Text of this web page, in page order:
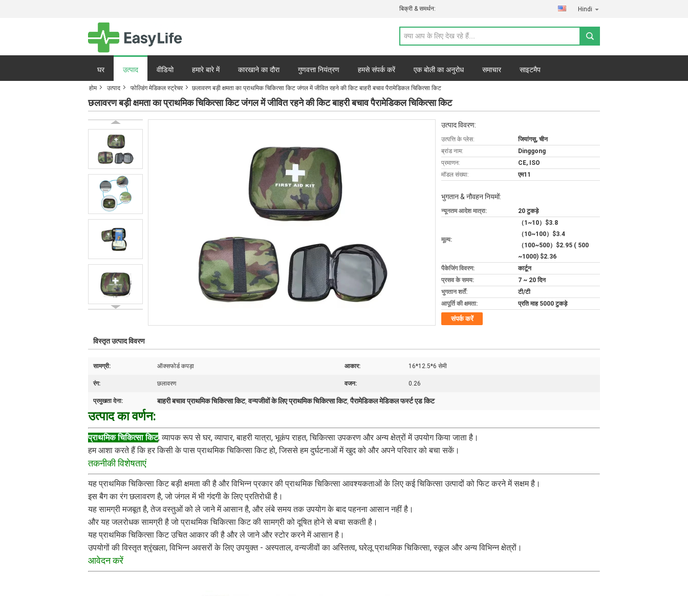
बिक्री & समर्थन: Hindi
घर उत्पाद वीडियो हमारे बारे में कारखाने का दौरा गुणवत्ता नियंत्रण हमसे संपर्क करें एक बोली का अनुरोध समाचार साइटमैप
गोपनीयता नीति मामले
होम उत्पाद फोल्डिंग मेडिकल स्ट्रेचर छलावरण बड़ी क्षमता का प्राथमिक चिकित्सा किट जंगल में जीवित रहने की किट बाहरी बचाव पैरामेडिकल चिकित्सा किट
छलावरण बड़ी क्षमता का प्राथमिक चिकित्सा किट जंगल में जीवित रहने की किट बाहरी बचाव पैरामेडिकल चिकित्सा किट
उत्पाद विवरण:
उत्पत्ति के प्लेस:
जियांगसू, चीन
ब्रांड नाम:
Dinggong
प्रमाणन:
CE, ISO
मॉडल संख्या:
एम11
भुगतान & नौवहन नियमों:
न्यूनतम आदेश मात्रा: 20 टुकड़े
मूल्य:
（1~10）$3.8
（10~100）$3.4
（100~500）$2.95 ( 500
~1000) $2.36
पैकेजिंग विवरण:
कार्टून
प्रसव के समय:
7 ~ 20 दिन
भुगतान शर्तें:
टी/टी
आपूर्ति की क्षमता:
प्रति माह 5000 टुकड़े
संपर्क करें
विस्तृत उत्पाद विवरण
सामग्री: ऑक्सफोर्ड कपड़ा आकार: 16*12.5*6 सेमी
रंग: छलावरण वजन: 0.26
प्रमुखता देना: बाहरी बचाव प्राथमिक चिकित्सा किट,वन्यजीवों के लिए प्राथमिक चिकित्सा किट,पैरामेडिकल मेडिकल फर्स्ट एड किट
उत्पाद का वर्णन:
प्राथमिक चिकित्सा किट, व्यापक रूप से घर, व्यापार, बाहरी यात्रा, भूकंप राहत, चिकित्सा उपकरण और अन्य क्षेत्रों में उपयोग किया जाता है।
हम आशा करते हैं कि हर किसी के पास प्राथमिक चिकित्सा किट हो, जिससे हम दुर्घटनाओं में खुद को और अपने परिवार को बचा सकें।
तकनीकी विशेषताएं
यह प्राथमिक चिकित्सा किट बड़ी क्षमता की है और विभिन्न प्रकार की प्राथमिक चिकित्सा आवश्यकताओं के लिए कई चिकित्सा उत्पादों को फिट करने में सक्षम है।
इस बैग का रंग छलावरण है, जो जंगल में भी गंदगी के लिए प्रतिरोधी है।
यह सामग्री मजबूत है, तेज वस्तुओं को ले जाने में आसान है, और लंबे समय तक उपयोग के बाद पहनना आसान नहीं है।
और यह जलरोधक सामग्री है जो प्राथमिक चिकित्सा किट की सामग्री को दूषित होने से बचा सकती है।
यह प्राथमिक चिकित्सा किट उचित आकार की है और ले जाने और स्टोर करने में आसान है।
उपयोगों की विस्तृत श्रृंखला, विभिन्न अवसरों के लिए उपयुक्त - अस्पताल, वन्यजीवों का अस्तित्व, घरेलू प्राथमिक चिकित्सा, स्कूल और अन्य विभिन्न क्षेत्रों।
आवेदन करें